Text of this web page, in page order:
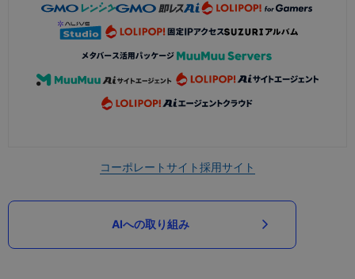
コーポレートサイト採用サイト
AIへの取り組み